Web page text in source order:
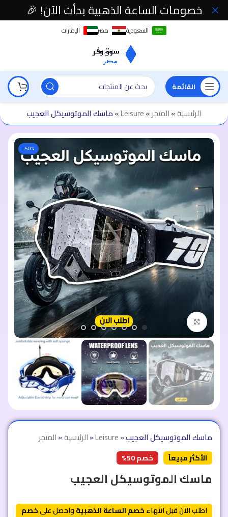
السعودية مصر الإمارات
القائمة
الرئيسية»المتجر»
Leisure
»ماسك الموتوسيكل العجيب
-50%
الرئيسية»المتجر »Leisure»ماسك الموتوسيكل العجيب
الأكثر مبيعاً خصم 50%
ماسك الموتوسيكل العجيب
اطلب الآن قبل انتهاءخصم الساعة الذهبيةواحصل علىخصم
خصومات الساعة الذهبية بدأت الآن! 🎉